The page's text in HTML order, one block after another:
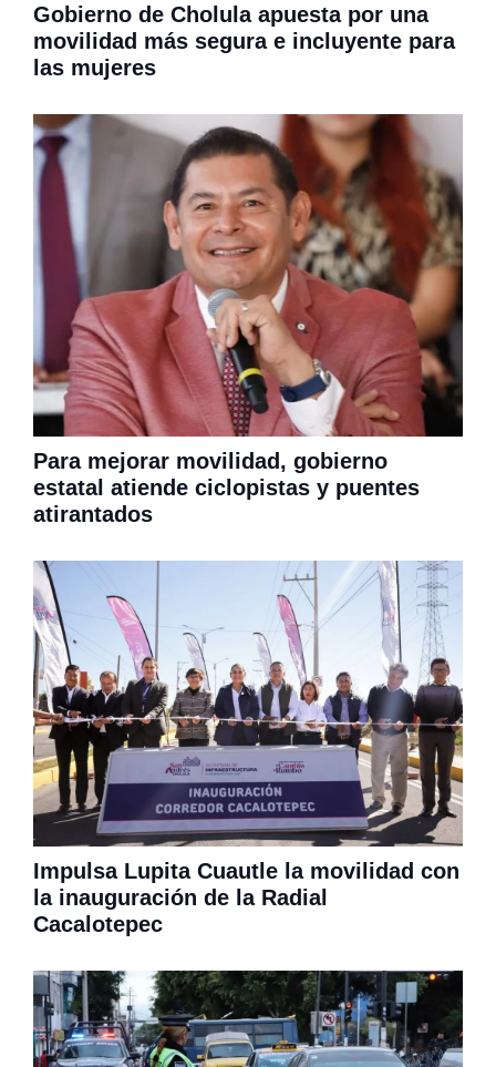
Gobierno de Cholula apuesta por una
movilidad más segura e incluyente para
las mujeres
Para mejorar movilidad, gobierno
estatal atiende ciclopistas y puentes
atirantados
Impulsa Lupita Cuautle la movilidad con
la inauguración de la Radial
Cacalotepec